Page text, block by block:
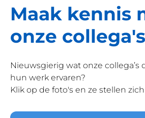
Maak kennis
onze collega's
Nieuwsgierig wat onze collega’s
hun werk ervaren?
Klik op de foto's en ze stellen